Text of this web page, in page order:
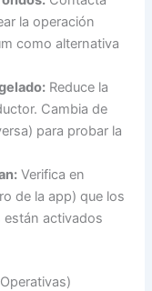
la operación
como alternativa
Reduce la
Cambia de
para probar la
Verifica en
de la app) que los
activados